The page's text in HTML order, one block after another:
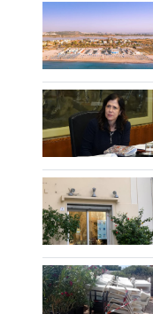
centri e assumere